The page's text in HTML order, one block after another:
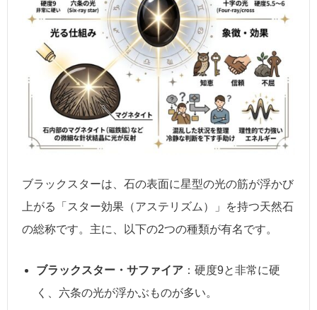
ブラックスターは、石の表面に星型の光の筋が浮かび
上がる「スター効果（アステリズム）」を持つ天然石
の総称です。主に、以下の2つの種類が有名です。
ブラックスター・サファイア ：硬度9と非常に硬
く、六条の光が浮かぶものが多い。